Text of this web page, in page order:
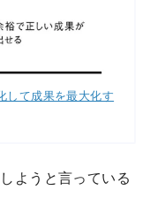
して成果を最大化す
ようと言っている